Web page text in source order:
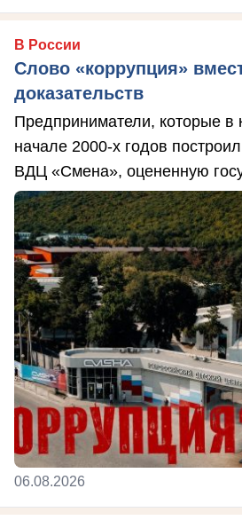
В России
Слово «коррупция»
доказательств
Предприниматели, которые в
начале 2000-х годов
ВДЦ «Смена», оцененную
06.08.2026